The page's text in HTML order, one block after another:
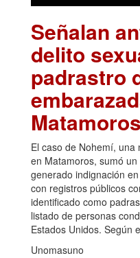
Señalan
delito
padrastro
Matamoros
El caso de Nohemí,
en Matamoros, sumó
generado indignación
con registros públicos
identificado como
listado de personas
Estados Unidos. Según
Unomasuno